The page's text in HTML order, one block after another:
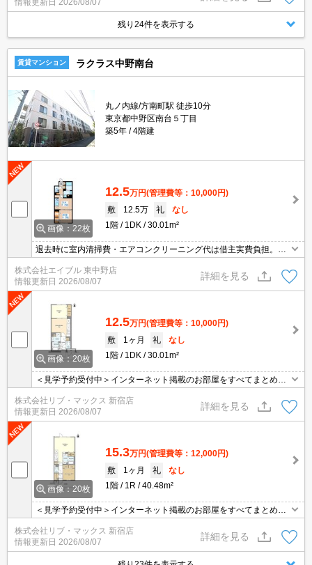
情報更新日 2026/08/07
残り24件を表示する
賃貸マンション ラクラス中野南台
丸ノ内線/方南町駅 徒歩10分
東京都中野区南台５丁目
築5年
4階建
画像：22枚
12.5万円(管理費等：10,000円)
敷
12.5万 礼
なし
1階
1DK 30.01m²
退去時に室内清掃費・エアコンクリーニング代は借主実費負担。退
去時清算手数料44,000円。インターネット無料。24時間ゴミ出し
可。駐輪場無料。オートロック。TVインターホン付き。
株式会社エイブル 東中野店
情報更新日 2026/08/07
詳細を見る
画像：20枚
12.5万円(管理費等：10,000円)
敷
1ヶ月 礼
なし
1階
1DK 30.01m²
＜見学予約受付中＞インターネット掲載のお部屋をすべてまとめて
ご紹介可能！ 初期費用クレジット決済可！問合せ当日でもご予約可
能！他社掲載物件もまとめてご紹介可能です。オンライン案内可。
写真・動画送付、WEB契約等来店不要でご契約可能。セキュリティ
充実で安心！お気軽にご相談くださいませ。
株式会社リブ・マックス 新宿店
情報更新日 2026/08/07
詳細を見る
画像：20枚
15.3万円(管理費等：12,000円)
敷
1ヶ月 礼
なし
1階
1R 40.48m²
＜見学予約受付中＞インターネット掲載のお部屋をすべてまとめて
ご紹介可能！ 初期費用クレジット決済可！問合せ当日でもご予約可
能！他社掲載物件もまとめてご紹介可能です。オンライン案内可。
写真・動画送付、WEB契約等来店不要でご契約可能。セキュリティ
充実で安心！お気軽にご相談くださいませ。
株式会社リブ・マックス 新宿店
情報更新日 2026/08/07
詳細を見る